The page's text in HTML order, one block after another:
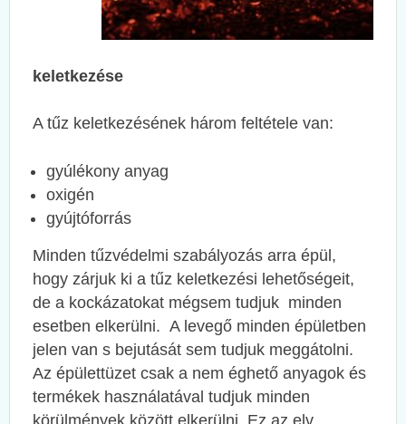
keletkezése
A tűz keletkezésének három feltétele van:
gyúlékony anyag
oxigén
gyújtóforrás
Minden tűzvédelmi szabályozás arra épül,
hogy zárjuk ki a tűz keletkezési lehetőségeit,
de a kockázatokat mégsem tudjuk minden
esetben elkerülni. A levegő minden épületben
jelen van s bejutását sem tudjuk meggátolni.
Az épülettüzet csak a nem éghető anyagok és
termékek használatával tudjuk minden
körülmények között elkerülni. Ez az elv